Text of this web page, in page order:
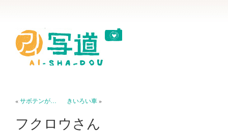
«サボテンが… きいろい車»
フクロウさん